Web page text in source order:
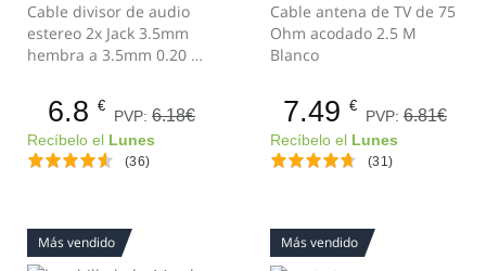
Cable divisor de audio
estereo 2x Jack 3.5mm
hembra a 3.5mm 0.20 M
6.8 €
PVP: 6.18€
Recíbelo el Lunes
(36)
Cable antena de TV de 75
Ohm acodado 2.5 M
Blanco
7.49 €
PVP: 6.81€
Recíbelo el Lunes
(31)
Más vendido Más vendido